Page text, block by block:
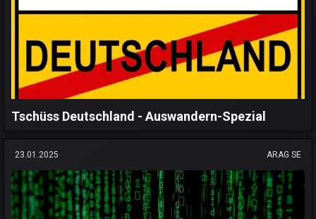
Tschüss Deutschland - Auswandern-Spezial
23.01.2025 ARAG SE